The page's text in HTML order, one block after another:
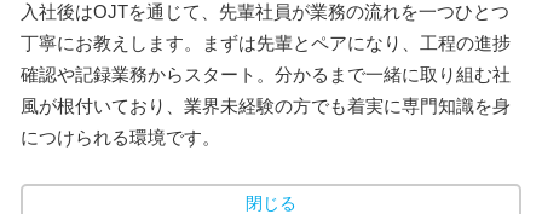
入社後はOJTを通じて、先輩社員が業務の流れを一つひとつ
丁寧にお教えします。まずは先輩とペアになり、工程の進捗
確認や記録業務からスタート。分かるまで一緒に取り組む社
風が根付いており、業界未経験の方でも着実に専門知識を身
につけられる環境です。
閉じる